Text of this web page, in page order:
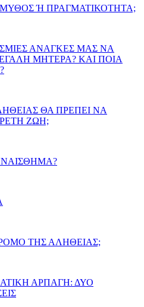
Ή ΠΡΑΓΜΑΤΙΚΟΤΗΤΑ;
ΑΝΑΓΚΕΣ ΜΑΣ ΝΑ
ΜΗΤΕΡΑ? ΚΑΙ ΠΟΙΑ
ΘΑ ΠΡΕΠΕΙ ΝΑ
ΖΩΗ;
ΤΗΣ ΑΛΗΘΕΙΑΣ;
ΑΡΠΑΓΗ: ΔΥΟ